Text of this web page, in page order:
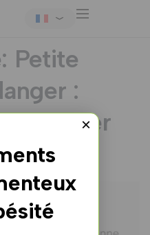
Petite
:
soigner
×